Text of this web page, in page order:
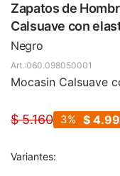
Zapatos de
Calsuave con
Negro
060.098050001
Mocasin Calsuave
$ 5.160 $
3
Variantes: